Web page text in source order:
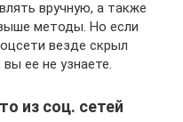
вручную, а также
методы. Но если
везде скрыл
ее не узнаете.
из соц. сетей